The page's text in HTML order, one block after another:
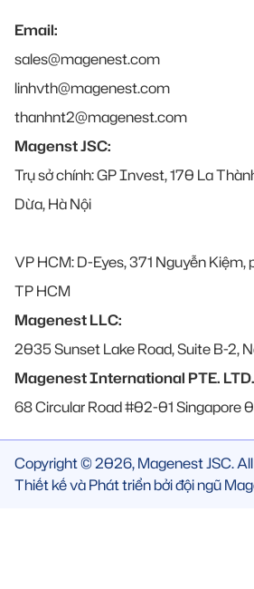
Email:
sales@magenest.com
linhvth@magenest.com
thanhnt2@magenest.com
Magenst JSC:
Trụ sở chính: GP Invest, 170 La
Dừa, Hà Nội
VP HCM: D-Eyes, 371 Nguyễn
TP HCM
Magenest LLC:
2035 Sunset Lake Road, Suite B-2,
Magenest International PTE. LTD.
68 Circular Road #02-01 Singapore
Copyright © 2026, Magenest JSC.
Thiết kế và Phát triển bởi đội ngũ